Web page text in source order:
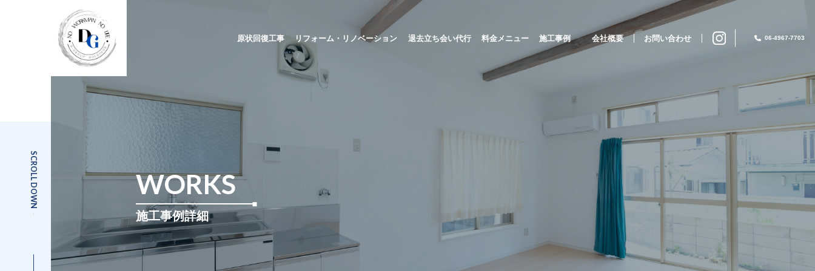
原状回復工事 リフォーム・リノベーション 退去立ち会い代行 料金メニュー 施工事例 会社概要 お問い合わせ 06-4967-7703
WORKS
施工事例詳細
SCROLL DOWN